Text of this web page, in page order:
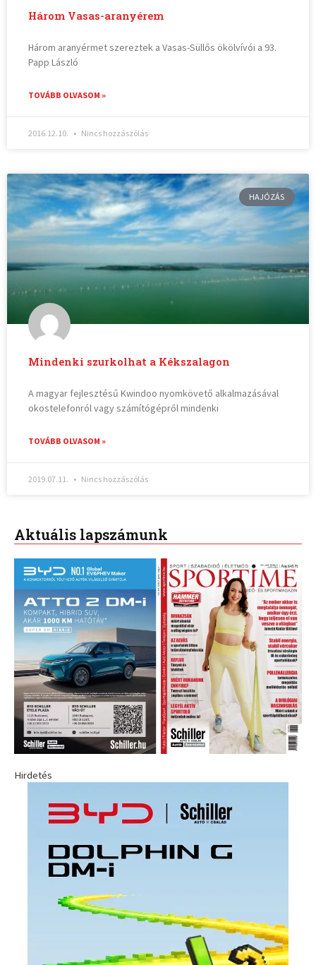
Három Vasas-aranyérem
Három aranyérmet szereztek a Vasas-Süllős ökölvívói a 93.
Papp László
TOVÁBB OLVASOM »
2016.12.10. Nincs hozzászólás
HAJÓZÁS
Mindenki szurkolhat a Kékszalagon
A magyar fejlesztésű Kwindoo nyomkövető alkalmazásával
okostelefonról vagy számítógépről mindenki
TOVÁBB OLVASOM »
2019.07.11. Nincs hozzászólás
Aktuális lapszámunk
Hirdetés